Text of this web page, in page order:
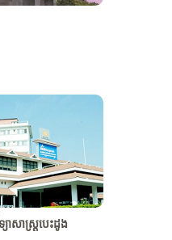
សាស្រ្តបេះដូង